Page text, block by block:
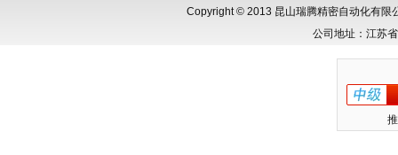
Copyright © 2013 昆山瑞腾精密自动化有限
公司地址：江苏